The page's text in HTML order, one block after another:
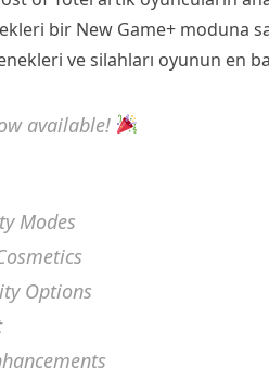
bir New Game+ moduna
ve silahları oyunun en
available!
Modes
Options